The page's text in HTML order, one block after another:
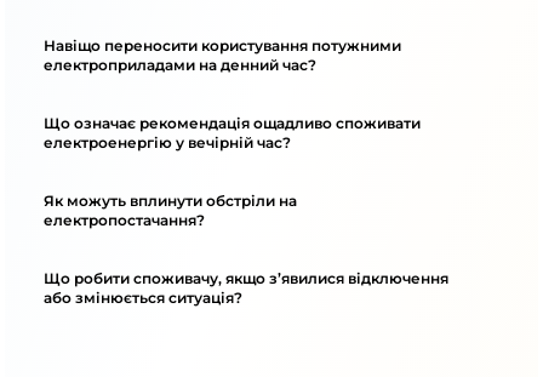
Навіщо переносити користування потужними
електроприладами на денний час?
Що означає рекомендація ощадливо споживати
електроенергію у вечірній час?
Як можуть вплинути обстріли на
електропостачання?
Що робити споживачу, якщо з’явилися відключення
або змінюється ситуація?